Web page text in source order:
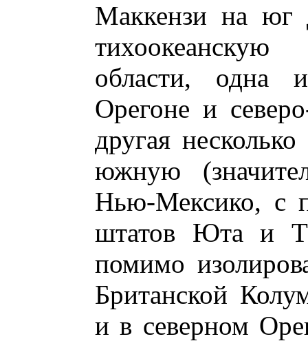
Маккензи на юг
области, одна
Орегоне и
другая
южную
Нью-Мексико, с
штатов Юта и
помимо
Британской
и в северном